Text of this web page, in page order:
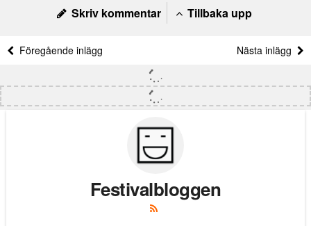
Skriv kommentar Tillbaka upp
Föregående inlägg Nästa inlägg
Festivalbloggen